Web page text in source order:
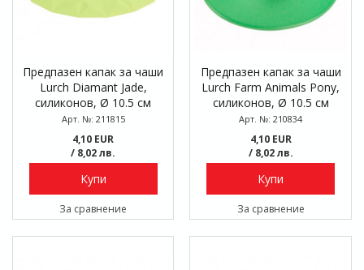
Предпазен капак за чаши
Lurch Diamant Jade,
силиконов, Ø 10.5 см
Арт. №: 211815
4,10 EUR
/ 8,02 лв.
Купи
За сравнение
Предпазен капак за чаши
Lurch Farm Animals Pony,
силиконов, Ø 10.5 см
Арт. №: 210834
4,10 EUR
/ 8,02 лв.
Купи
За сравнение